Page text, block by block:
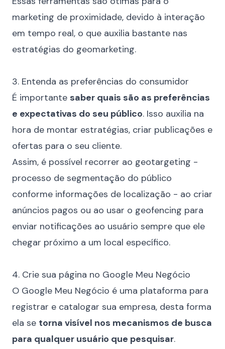
marketing de proximidade, devido à interação
em tempo real, o que auxilia bastante nas
estratégias do geomarketing.
3. Entenda as preferências do consumidor
É importante saber quais são as preferências
e expectativas do seu público. Isso auxilia na
hora de montar estratégias, criar publicações e
ofertas para o seu cliente.
Assim, é possível recorrer ao geotargeting -
processo de segmentação do público
conforme informações de localização - ao criar
anúncios pagos ou ao usar o geofencing para
enviar notificações ao usuário sempre que ele
chegar próximo a um local específico.
4. Crie sua página no Google Meu Negócio
O Google Meu Negócio é uma plataforma para
registrar e catalogar sua empresa, desta forma
ela se torna visível nos mecanismos de busca
para qualquer usuário que pesquisar.